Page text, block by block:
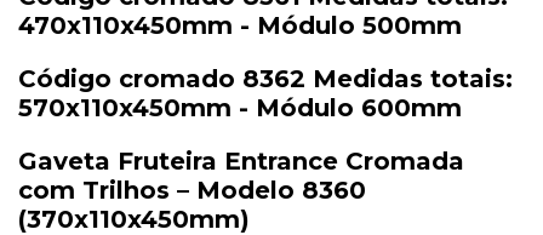
470x110x450mm - Módulo 500mm
Código cromado 8362 Medidas totais:
570x110x450mm - Módulo 600mm
Gaveta Fruteira Entrance Cromada
com Trilhos – Modelo 8360
(370x110x450mm)